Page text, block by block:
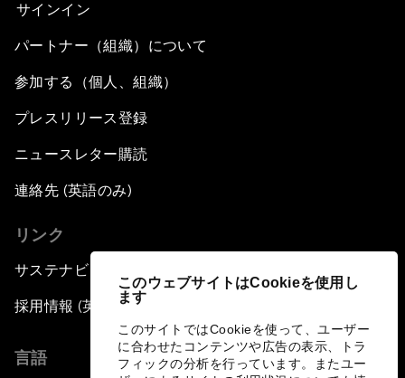
このウェブサイトはCookieを使用し
ます
このサイトではCookieを使って、ユーザー
に合わせたコンテンツや広告の表示、トラ
フィックの分析を行っています。またユー
サインイン
パートナー（組織）について
参加する（個人、組織）
プレスリリース登録
ニュースレター購読
連絡先 (英語のみ)
リンク
サステナビリティへの取り組み
採用情報 (英語のみ)
言語